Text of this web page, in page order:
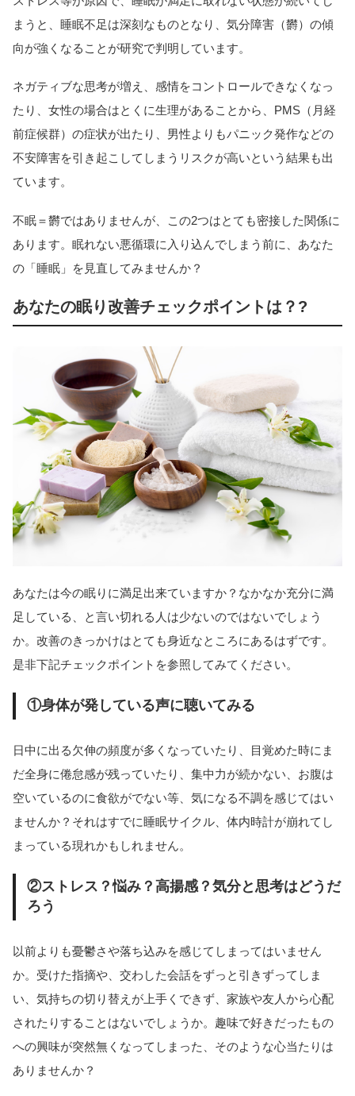
まうと、睡眠不足は深刻なものとなり、気分障害（欝）の傾
向が強くなることが研究で判明しています。
ネガティブな思考が増え、感情をコントロールできなくなっ
たり、女性の場合はとくに生理があることから、PMS（月経
前症候群）の症状が出たり、男性よりもパニック発作などの
不安障害を引き起こしてしまうリスクが高いという結果も出
ています。
不眠＝欝ではありませんが、この2つはとても密接した関係に
あります。眠れない悪循環に入り込んでしまう前に、あなた
の「睡眠」を見直してみませんか？
あなたの眠り改善チェックポイントは？?
あなたは今の眠りに満足出来ていますか？なかなか充分に満
足している、と言い切れる人は少ないのではないでしょう
か。改善のきっかけはとても身近なところにあるはずです。
是非下記チェックポイントを参照してみてください。
①身体が発している声に聴いてみる
日中に出る欠伸の頻度が多くなっていたり、目覚めた時にま
だ全身に倦怠感が残っていたり、集中力が続かない、お腹は
空いているのに食欲がでない等、気になる不調を感じてはい
ませんか？それはすでに睡眠サイクル、体内時計が崩れてし
まっている現れかもしれません。
②ストレス？悩み？高揚感？気分と思考はどうだ
ろう
以前よりも憂鬱さや落ち込みを感じてしまってはいません
か。受けた指摘や、交わした会話をずっと引きずってしま
い、気持ちの切り替えが上手くできず、家族や友人から心配
されたりすることはないでしょうか。趣味で好きだったもの
への興味が突然無くなってしまった、そのような心当たりは
ありませんか？